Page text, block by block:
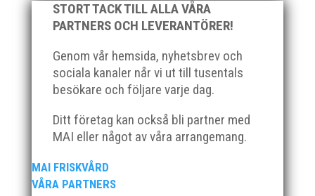
STORT TACK TILL ALLA VÅRA
PARTNERS OCH LEVERANTÖRER!
Genom vår hemsida, nyhetsbrev och
sociala kanaler når vi ut till tusentals
besökare och följare varje dag.
Ditt företag kan också bli partner med
MAI eller något av våra arrangemang.
MAI FRISKVÅRD
VÅRA PARTNERS